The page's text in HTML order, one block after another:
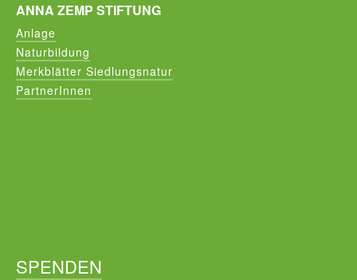
ANNA ZEMP STIFTUNG
Anlage
Naturbildung
Merkblätter Siedlungsnatur
PartnerInnen
SPENDEN